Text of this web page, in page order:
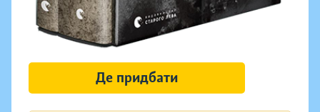
Де придбати